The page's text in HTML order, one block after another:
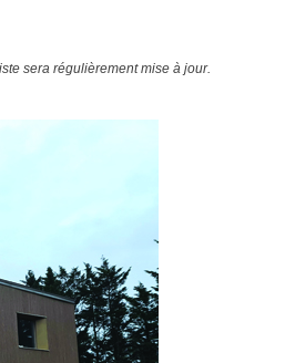
sera régulièrement mise à jour.